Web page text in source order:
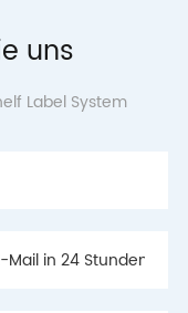
uns
Label System